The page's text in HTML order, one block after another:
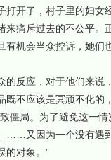
开了，村子里的妇女
痛斥过去的不公平。
机会当众控诉，她们
反应，对于他们来说
不应该是冥顽不化
僵局。为了避免这一
……又因为一个没有遇
的对象。”